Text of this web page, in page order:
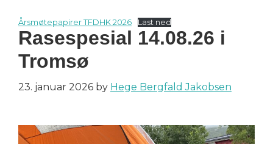
Årsmøtepapirer TFDHK 2026 Last ned
Rasespesial 14.08.26 i
Tromsø
23. januar 2026 by Hege Bergfald Jakobsen